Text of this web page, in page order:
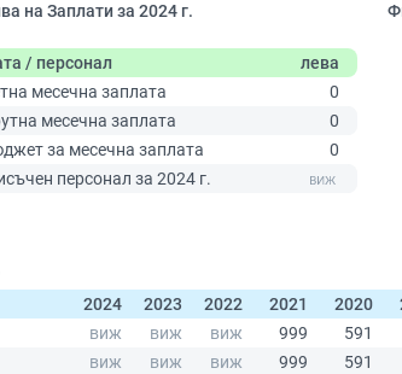
на Заплати за 2024 г.
/ персонал
лева
месечна заплата
0
месечна заплата
0
за месечна заплата
0
персонал за 2024 г.
2024
2023 2022 2021 2020